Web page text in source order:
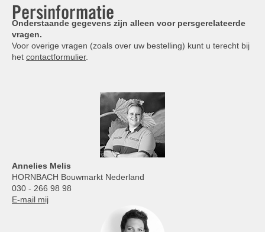
Persinformatie
Onderstaande gegevens zijn alleen voor persgerelateerde
vragen.
Voor overige vragen (zoals over uw bestelling) kunt u terecht bij
het contactformulier.
Annelies Melis
HORNBACH Bouwmarkt Nederland
030 - 266 98 98
E-mail mij